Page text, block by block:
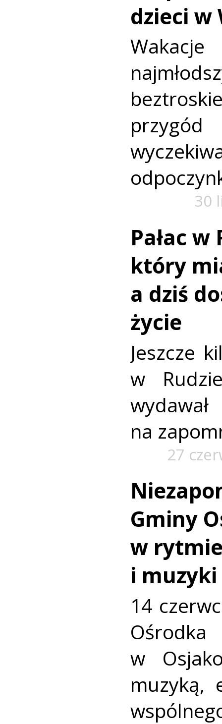
dzieci w
30
Pałac w
który
a dziś
życie
Jeszcze
w
na
27
Gminy
w
i muzyki
14
w
muzyką,